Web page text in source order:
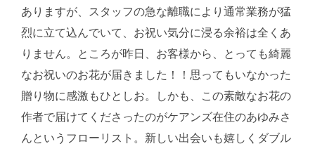
ありますが、スタッフの急な離職により通常業務が猛
烈に立て込んでいて、お祝い気分に浸る余裕は全くあ
りません。ところが昨日、お客様から、とっても綺麗
なお祝いのお花が届きました！！思ってもいなかった
贈り物に感激もひとしお。しかも、この素敵なお花の
作者で届けてくださったのがケアンズ在住のあゆみさ
んというフローリスト。新しい出会いも嬉しくダブル